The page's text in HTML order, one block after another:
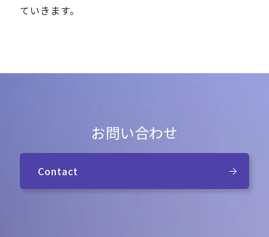
ていきます。
お問い合わせ
Contact